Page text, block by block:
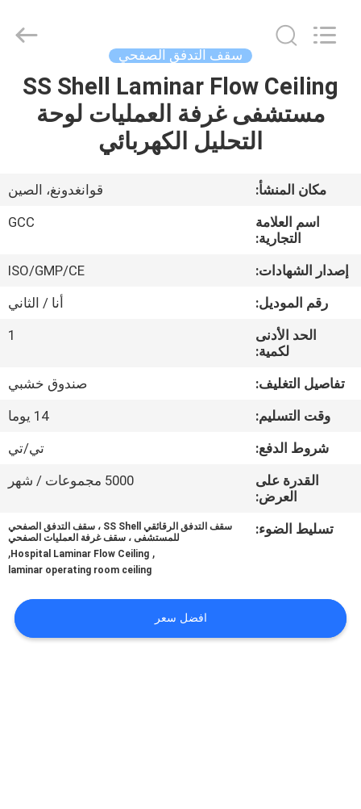
المنزل
مقاطع
فيديو
حولنا
جولة
المصنع
مراقبة
الجودة
الحالات
سقف التدفق الصفحي
SS Shell Laminar Flow Ceiling
مستشفى غرفة العمليات لوحة
التحليل الكهربائي
مكان المنشأ:
قوانغدونغ، الصين
اسم العلامة
التجارية:
GCC
إصدار الشهادات:
ISO/GMP/CE
رقم الموديل:
أنا / الثاني
الحد الأدنى
لكمية:
1
تفاصيل التغليف:
صندوق خشبي
وقت التسليم:
14 يوما
شروط الدفع:
تي/تي
القدرة على
العرض:
5000 مجموعات / شهر
تسليط الضوء:
سقف التدفق الرقائقي SS Shell ، سقف التدفق الصفحي
للمستشفى ، سقف غرفة العمليات الصفحي
,
Hospital Laminar Flow Ceiling
,
laminar operating room ceiling
افضل سعر